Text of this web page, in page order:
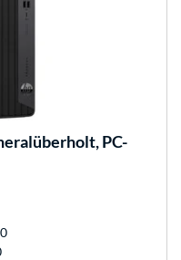
PC-